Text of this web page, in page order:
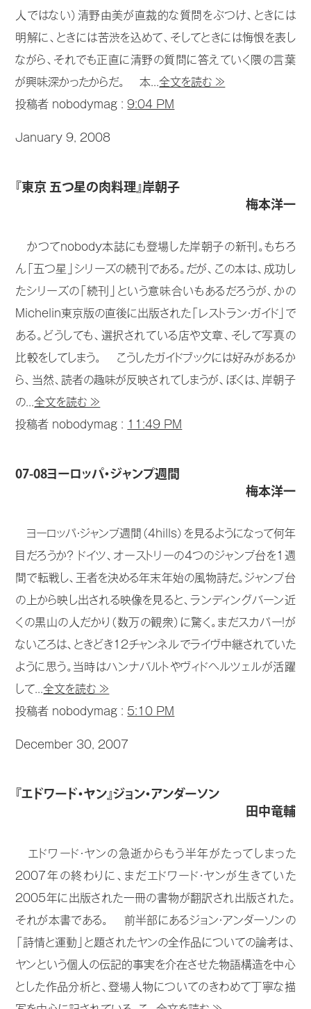
人ではない）清野由美が直裁的な質問をぶつけ、ときには
明解に、ときには苦渋を込めて、そしてときには悔恨を表し
ながら、それでも正直に清野の質問に答えていく隈の言葉
が興味深かったからだ。 本...全文を読む ≫
投稿者 nobodymag :9:04 PM
January 9, 2008
『東京 五つ星の肉料理』岸朝子
梅本洋一
かつてnobody本誌にも登場した岸朝子の新刊。もちろ
ん「五つ星」シリーズの続刊である。だが、この本は、成功し
たシリーズの「続刊」という意味合いもあるだろうが、かの
Michelin東京版の直後に出版された「レストラン・ガイド」で
ある。どうしても、選択されている店や文章、そして写真の
比較をしてしまう。 こうしたガイドブックには好みがあるか
ら、当然、読者の趣味が反映されてしまうが、ぼくは、岸朝子
の...全文を読む ≫
投稿者 nobodymag : 11:49 PM
07-08ヨーロッパ・ジャンプ週間
梅本洋一
ヨーロッパ・ジャンプ週間（4hills）を見るようになって何年
目だろうか？ ドイツ、オーストリーの4つのジャンプ台を1週
間で転戦し、王者を決める年末年始の風物詩だ。ジャンプ台
の上から映し出される映像を見ると、ランディングバーン近
くの黒山の人だかり（数万の観衆）に驚く。まだスカパー！が
ないころは、ときどき12チャンネルでライヴ中継されていた
ように思う。当時はハンナバルトやヴィドヘルツェルが活躍
して...全文を読む ≫
投稿者 nobodymag : 5:10 PM
December 30, 2007
『エドワード・ヤン』ジョン・アンダーソン
田中竜輔
エドワード・ヤンの急逝からもう半年がたってしまった
2007年の終わりに、まだエドワード・ヤンが生きていた
2005年に出版された一冊の書物が翻訳され出版された。
それが本書である。 前半部にあるジョン・アンダーソンの
「詩情と運動」と題されたヤンの全作品についての論考は、
ヤンという個人の伝記的事実を介在させた物語構造を中心
とした作品分析と、登場人物についてのきわめて丁寧な描